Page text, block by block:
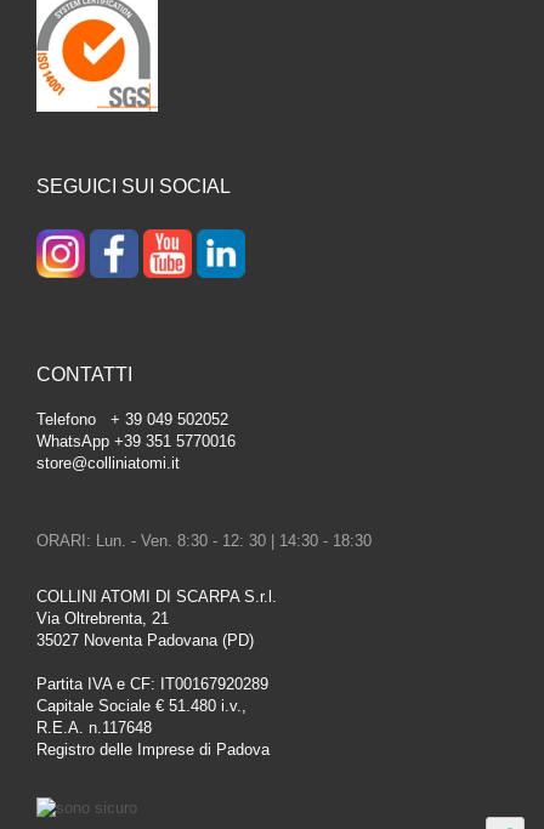
SEGUICI SUI SOCIAL
CONTATTI
Telefono + 39 049 502052
WhatsApp +39 351 5770016
store@colliniatomi.it
ORARI: Lun. - Ven. 8:30 - 12: 30 | 14:30 - 18:30
COLLINI ATOMI DI SCARPA S.r.l.
Via Oltrebrenta, 21
35027 Noventa Padovana (PD)
Partita IVA e CF: IT00167920289
Capitale Sociale € 51.480 i.v.,
R.E.A. n.117648
Registro delle Imprese di Padova